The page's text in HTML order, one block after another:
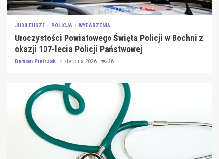
JUBILEUSZE POLICJA WYDARZENIA
Uroczystości Powiatowego Święta Policji w Bochni z
okazji 107-lecia Policji Państwowej
Damian Pietrzak 4 sierpnia 2026 36